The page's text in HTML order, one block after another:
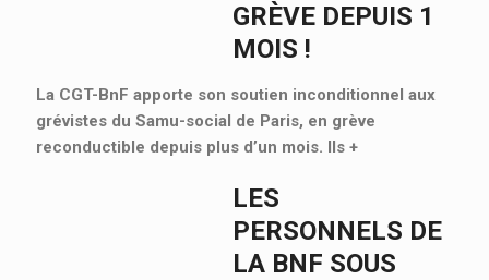
GRÈVE DEPUIS 1
MOIS !
La CGT-BnF apporte son soutien inconditionnel aux
grévistes du Samu-social de Paris, en grève
reconductible depuis plus d’un mois. Ils +
LES
PERSONNELS DE
LA BNF SOUS